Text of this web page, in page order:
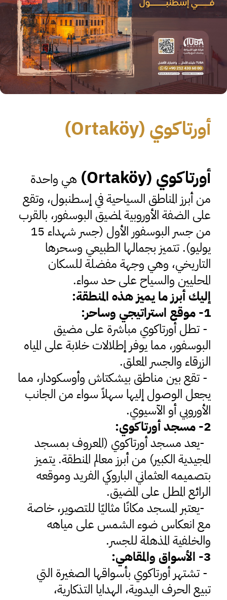
أورتاكوي (Ortaköy)
أورتاكوي (Ortaköy) هي واحدة
من أبرز المناطق السياحية في إسطنبول، وتقع
على الضفة الأوروبية لمضيق البوسفور، بالقرب
من جسر البوسفور الأول (جسر شهداء 15
يوليو). تتميز بجمالها الطبيعي وسحرها
التاريخي، وهي وجهة مفضلة للسكان
المحليين والسياح على حد سواء.
إليك أبرز ما يميز هذه المنطقة:
1- موقع استراتيجي وساحر:
-تطل أورتاكوي مباشرة على مضيق
البوسفور، مما يوفر إطلالات خلابة على المياه
الزرقاء والجسر المعلق.
-تقع بين مناطق بيشكتاش وأوسكودار، مما
يجعل الوصول إليها سهلاً سواء من الجانب
الأوروبي أو الآسيوي.
2- مسجد أورتاكوي:
-يعد مسجد أورتاكوي (المعروف بمسجد
المجيدية الكبير) من أبرز معالم المنطقة. يتميز
بتصميمه العثماني الباروكي الفريد وموقعه
الرائع المطل على المضيق.
-يعتبر المسجد مكانًا مثاليًا للتصوير، خاصة
مع انعكاس ضوء الشمس على مياهه
والخلفية المذهلة للجسر.
3- الأسواق والمقاهي:
-تشتهر أورتاكوي بأسواقها الصغيرة التي
تبيع الحرف اليدوية، الهدايا التذكارية،